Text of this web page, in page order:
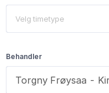
Velg timetype
Behandler